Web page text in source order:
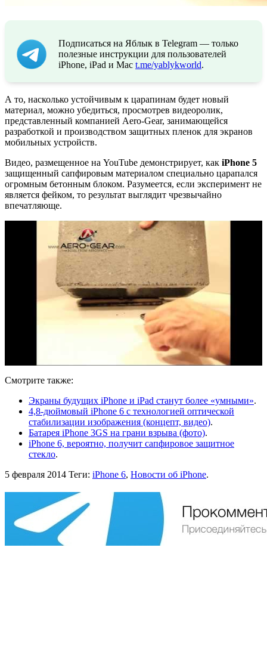
Подписаться на Яблык в Telegram — только
полезные инструкции для пользователей
iPhone, iPad и Mac t.me/yablykworld.
А то, насколько устойчивым к царапинам будет новый
материал, можно убедиться, просмотрев видеоролик,
представленный компанией Aero-Gear, занимающейся
разработкой и производством защитных пленок для экранов
мобильных устройств.
Видео, размещенное на YouTube демонстрирует, как iPhone 5
защищенный сапфировым материалом специально царапался
огромным бетонным блоком. Разумеется, если эксперимент не
является фейком, то результат выглядит чрезвычайно
впечатляюще.
Смотрите также:
Экраны будущих iPhone и iPad станут более «умными».
4,8-дюймовый iPhone 6 с технологией оптической
стабилизации изображения (концепт, видео).
Батарея iPhone 3GS на грани взрыва (фото).
iPhone 6, вероятно, получит сапфировое защитное
стекло.
5 февраля 2014 Теги: iPhone 6, Новости об iPhone.